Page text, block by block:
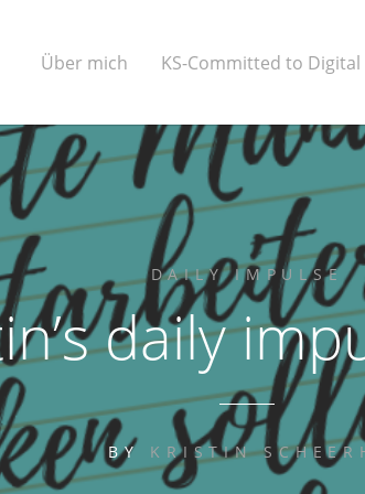
Über mich KS-Committed to
DAILY IMPULSE
daily
BY KRISTIN